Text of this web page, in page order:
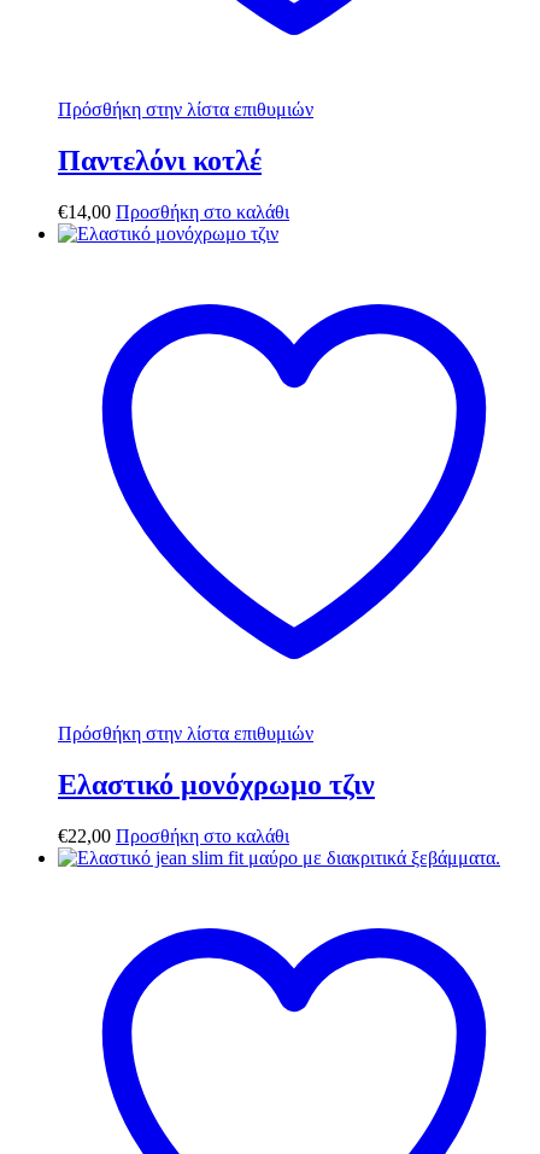
Πρόσθήκη στην λίστα επιθυμιών
Παντελόνι κοτλέ
€14,00 Προσθήκη στο καλάθι
Πρόσθήκη στην λίστα επιθυμιών
Ελαστικό μονόχρωμο τζιν
€22,00 Προσθήκη στο καλάθι